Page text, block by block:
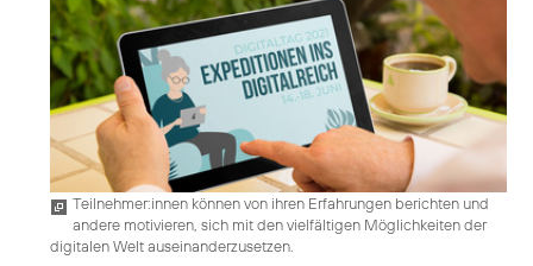
Teilnehmer:innen können von ihren Erfahrungen berichten und
andere motivieren, sich mit den vielfältigen Möglichkeiten der
digitalen Welt auseinanderzusetzen.